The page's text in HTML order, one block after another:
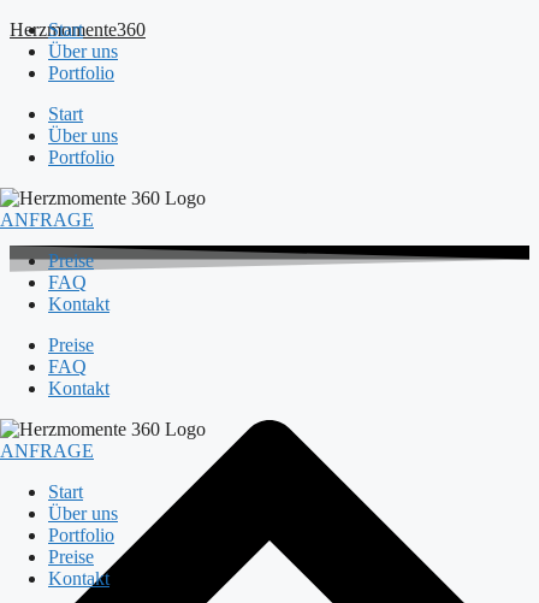
Herzmomente360
Start
Über uns
Portfolio
Start
Über uns
Portfolio
ANFRAGE
Preise
FAQ
Kontakt
Preise
FAQ
Kontakt
ANFRAGE
Start
Über uns
Portfolio
Preise
Kontakt